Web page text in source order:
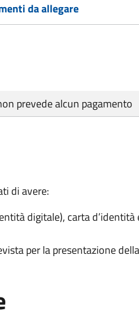
da allegare
prevede alcun pagamento
di avere:
digitale), carta
per la presentazione